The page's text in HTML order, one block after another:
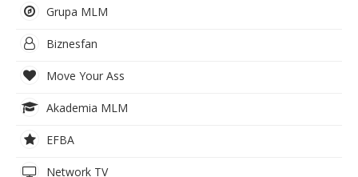
Grupa MLM
Biznesfan
Move Your Ass
Akademia MLM
EFBA
Network TV